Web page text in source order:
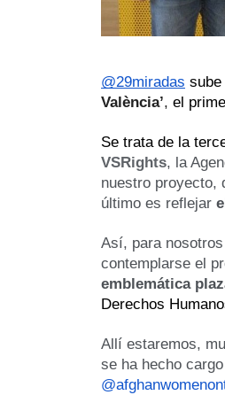
@29miradas
València’, el
VSRights, la
nuestro proyecto,
último es reflejar
Así, para
contemplarse el
emblemática
Derechos
Allí estaremos,
se ha hecho